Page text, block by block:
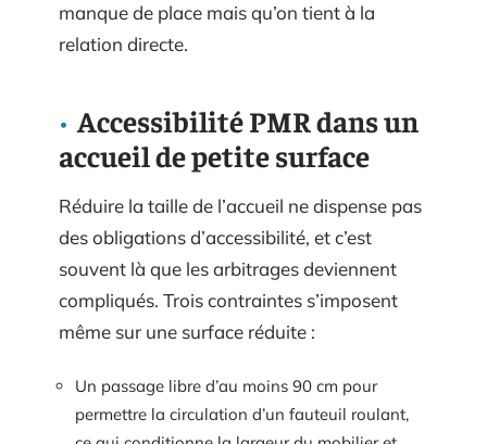
manque de place mais qu’on tient à la
relation directe.
Accessibilité PMR dans un
accueil de petite surface
Réduire la taille de l’accueil ne dispense pas
des obligations d’accessibilité, et c’est
souvent là que les arbitrages deviennent
compliqués. Trois contraintes s’imposent
même sur une surface réduite :
Un passage libre d’au moins 90 cm pour
permettre la circulation d’un fauteuil roulant,